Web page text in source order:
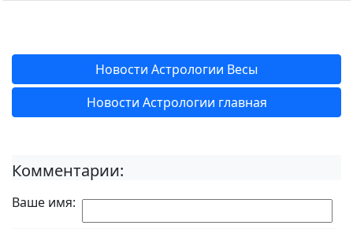
Новости Астрологии Весы
Новости Астрологии главная
Комментарии:
Ваше имя: